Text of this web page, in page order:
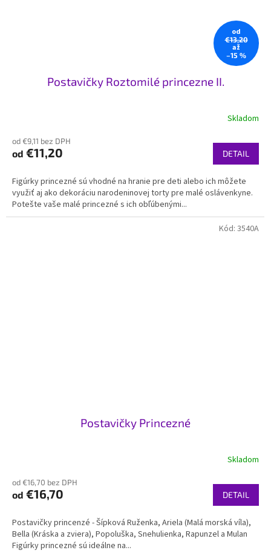
od
€13,20
až
–15 %
Postavičky Roztomilé princezne II.
Skladom
od €9,11 bez DPH
od €11,20 DETAIL
Figúrky princezné sú vhodné na hranie pre deti alebo ich môžete
využiť aj ako dekoráciu narodeninovej torty pre malé oslávenkyne.
Potešte vaše malé princezné s ich obľúbenými...
Postavičky Princezné
produktu
je
z
5
hviezdičiek.
Skladom
od €16,70 bez DPH
od €16,70 DETAIL
Postavičky princenzé - Šípková Ruženka, Ariela (Malá morská víla),
Bella (Kráska a zviera), Popoluška, Snehulienka, Rapunzel a Mulan
Figúrky princezné sú ideálne na...
Kód: 3540A